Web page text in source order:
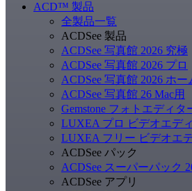
ACD™ 製品
全製品一覧
ACDSee 製品
ACDSee 写真館 2026 究極
ACDSee 写真館 2026 プロ
ACDSee 写真館 2026 ホー
ACDSee 写真館 26 Mac用
Gemstone フォトエディタ
LUXEA プロ ビデオエデ
LUXEA フリー ビデオエ
ACDSee パック
ACDSee スーパーパック
ACDSee アプリ